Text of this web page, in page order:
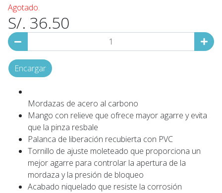
Agotado.
S/. 36.50
Encargar
Mordazas de acero al carbono
Mango con relieve que ofrece mayor agarre y evita
que la pinza resbale
Palanca de liberación recubierta con PVC
Tornillo de ajuste moleteado que proporciona un
mejor agarre para controlar la apertura de la
mordaza y la presión de bloqueo
Acabado niquelado que resiste la corrosión